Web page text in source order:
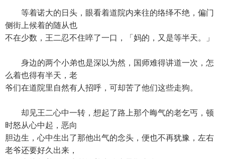
等着诺大的日头，眼看着道院内来往的络绎不绝，偏门
侧街上候着的随从也
不在少数，王二忍不住啐了一口，「妈的，又是等半天。」
身边的两个小弟也是深以为然，国师难得讲道一次，怎
么着也得有半天，老
爷们在道院里自然有人招呼，可却苦了他们这些走狗。
却见王二心中一转，想起了路上那个晦气的老乞丐，顿
时怒从心中起，恶向
胆边生，心中生出了那他出气的念头，便也不再犹豫，左右
老爷还要好久出来，